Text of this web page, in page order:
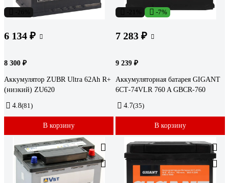
6 134 ₽
8 300 ₽
Аккумулятор ZUBR Ultra 62Ah R+
(низкий) ZU620
4.8(81)
В корзину
-7%
7 283 ₽
9 239 ₽
Аккумуляторная батарея GIGANT
6СТ-74VLR 760 A GBCR-760
4.7(35)
В корзину